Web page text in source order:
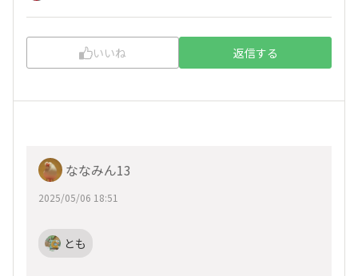
いいね 返信する
ななみん13
2025/05/06 18:51
とも